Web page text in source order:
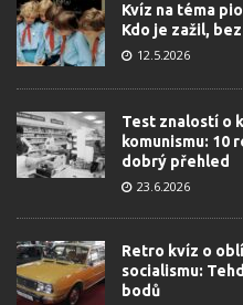
Kvíz na téma
Kdo je zažil,
12.5.2026
Test znalostí o
komunismu: 10
dobrý přehled
23.6.2026
Retro kvíz o
socialismu:
bodů